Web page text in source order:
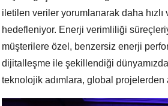
iletilen veriler yorumlanarak daha
hedefleniyor. Enerji verimliliği
müşterilere özel, benzersiz enerji
dijitalleşme ile şekillendiği
teknolojik adımlara, global projelerden